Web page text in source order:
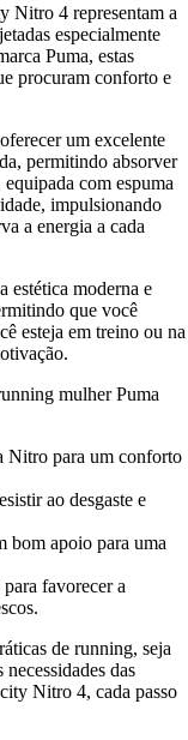
Nitro 4 representam a
especialmente
Puma, estas
procuram conforto e
um excelente
permitindo absorver
com espuma
impulsionando
a energia a cada
estética moderna e
que você
esteja em treino ou na
mulher Puma
Nitro para um conforto
ao desgaste e
bom apoio para uma
favorecer a
de running, seja
das
Nitro 4, cada passo